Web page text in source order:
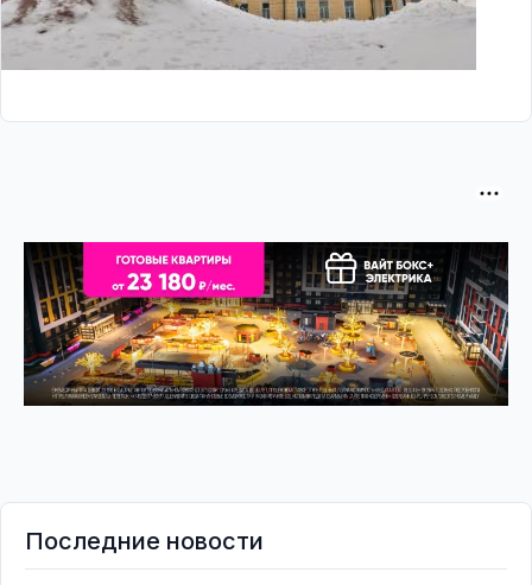
Последние новости